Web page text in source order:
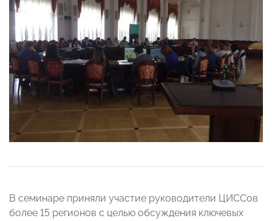
В семинаре приняли участие руководители ЦИССов
более 15 регионов с целью обсуждения ключевых